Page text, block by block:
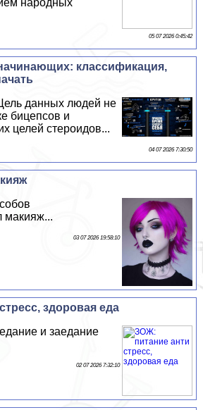
05 07 2026 0:45:42
классификация,
данных людей не
бицепсов и
целей стероидов...
04 07 2026 7:30:50
макияж...
03 07 2026 19:58:10
здоровая еда
и заедание
02 07 2026 7:32:10